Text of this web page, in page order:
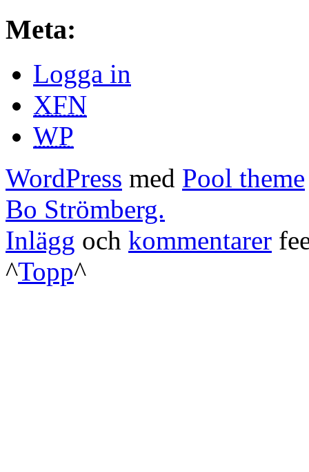
Meta:
Logga in
XFN
WP
WordPress med Pool theme
Bo Strömberg.
Inlägg och kommentarer
^Topp^